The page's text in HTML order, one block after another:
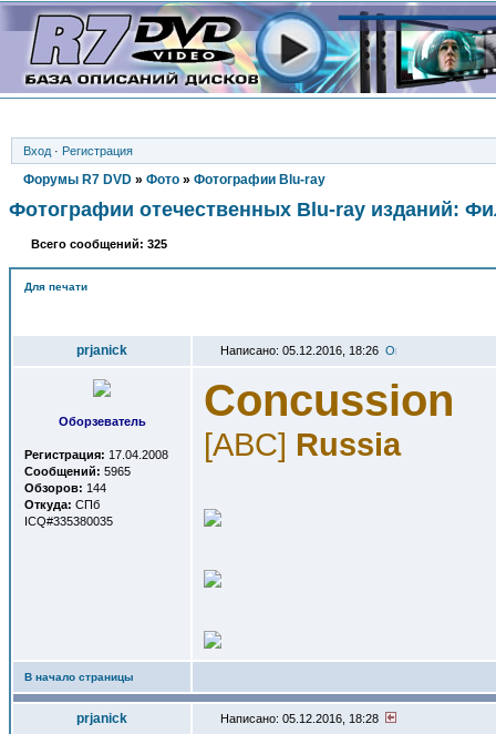
Вход · Регистрация
Форумы R7 DVD » Фото » Фотографии Blu-ray
Фотографии отечественных Blu-ray изданий:
Всего сообщений: 325
Для печати
prjanick Написано: 05.12.2016, 18:26
Оборзеватель
Регистрация: 17.04.2008
Сообщений: 5965
Обзоров: 144
Откуда: СПб
ICQ#335380035
Concussion
[ABC] Russia
В начало страницы
prjanick Написано: 05.12.2016, 18:28